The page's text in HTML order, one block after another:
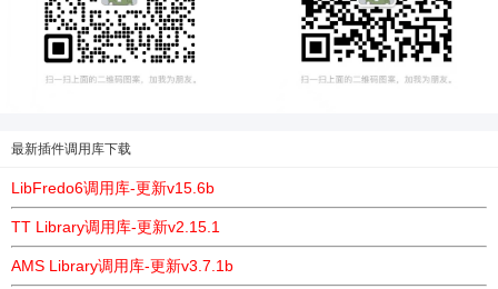
最新插件调用库下载
LibFredo6调用库-更新v15.6b
TT Library调用库-更新v2.15.1
AMS Library调用库-更新v3.7.1b